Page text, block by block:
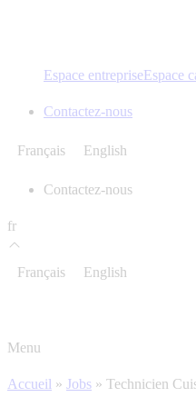
Espace entrepriseEspace
Contactez-nous
Français English
Contactez-nous
fr
Français English
Menu
Accueil » Jobs » Technicien